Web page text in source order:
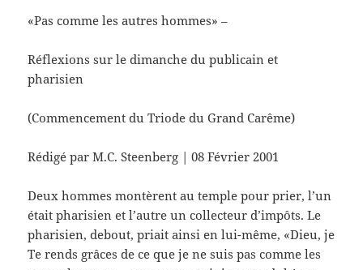
«Pas comme les autres hommes» –
Réflexions sur le dimanche du publicain et
pharisien
(Commencement du Triode du Grand Carême)
Rédigé par M.C. Steenberg | 08 Février 2001
Deux hommes montèrent au temple pour prier, l’un
était pharisien et l’autre un collecteur d’impôts. Le
pharisien, debout, priait ainsi en lui-même, «Dieu, je
Te rends grâces de ce que je ne suis pas comme les